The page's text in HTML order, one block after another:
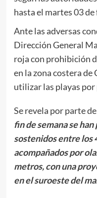
hasta el martes 03
Ante las adversas
Dirección General
roja con prohibición
en la zona costera
utilizar las playas
Se revela por parte
fin de semana se
sostenidos entre los
acompañados por
metros, con una
en el suroeste del